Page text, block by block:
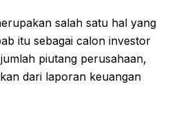
salah satu hal yang
itu sebagai calon investor
piutang perusahaan,
dari laporan keuangan